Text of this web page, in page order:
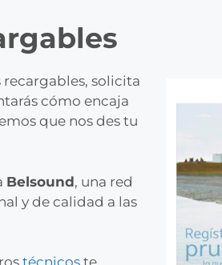
recargables, solicita
cómo encaja
que nos des tu
Belsound, una red
y de calidad a las